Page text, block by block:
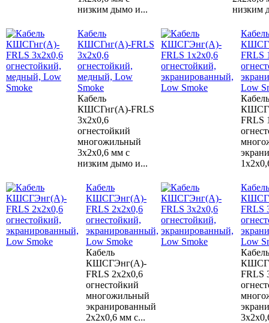
низким дымо и...
низким
Кабель
КШСГнг(А)-FRLS
3х2х0,6
огнестойкий,
медный, Low
Smoke
Кабель
КШСГнг(А)-FRLS
3х2х0,6
огнестойкий
многожильный
3х2х0,6 мм с
низким дымо и...
Кабель
FRLS
Low
Кабель
FRLS
Кабель
КШСГЭнг(А)-
FRLS 2х2х0,6
огнестойкий,
экранированный,
Low Smoke
Кабель
КШСГЭнг(А)-
FRLS 2х2х0,6
огнестойкий
многожильный
экранированный
2х2х0,6 мм с...
Кабель
FRLS
Low
Кабель
FRLS